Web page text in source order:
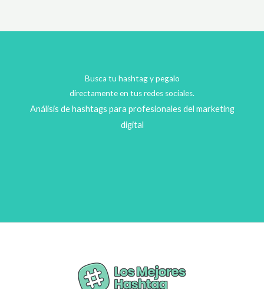
Busca tu hashtag y pegalo
directamente en tus redes sociales.
Análisis de hashtags para profesionales del marketing
digital